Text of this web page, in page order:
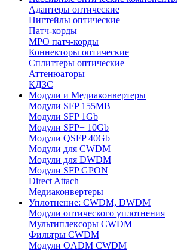
Адаптеры оптические
Пигтейлы оптические
Патч-корды
MPO патч-корды
Коннекторы оптические
Сплиттеры оптические
Аттенюаторы
КДЗС
Модули и Медиаконвертеры
Модули SFP 155MB
Модули SFP 1Gb
Модули SFP+ 10Gb
Модули QSFP 40Gb
Модули для CWDM
Модули для DWDM
Модули SFP GPON
Direct Attach
Медиаконвертеры
Уплотнение: CWDM, DWDM
Модули оптического уплотнения
Мультиплексоры CWDM
Фильтры CWDM
Модули OADM CWDM